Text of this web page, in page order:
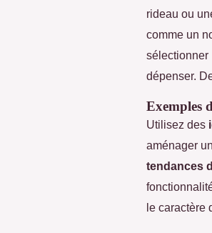
rideau ou
comme un
dépenser.
Exemples
Utilisez des
aménager
tendances
le caractère